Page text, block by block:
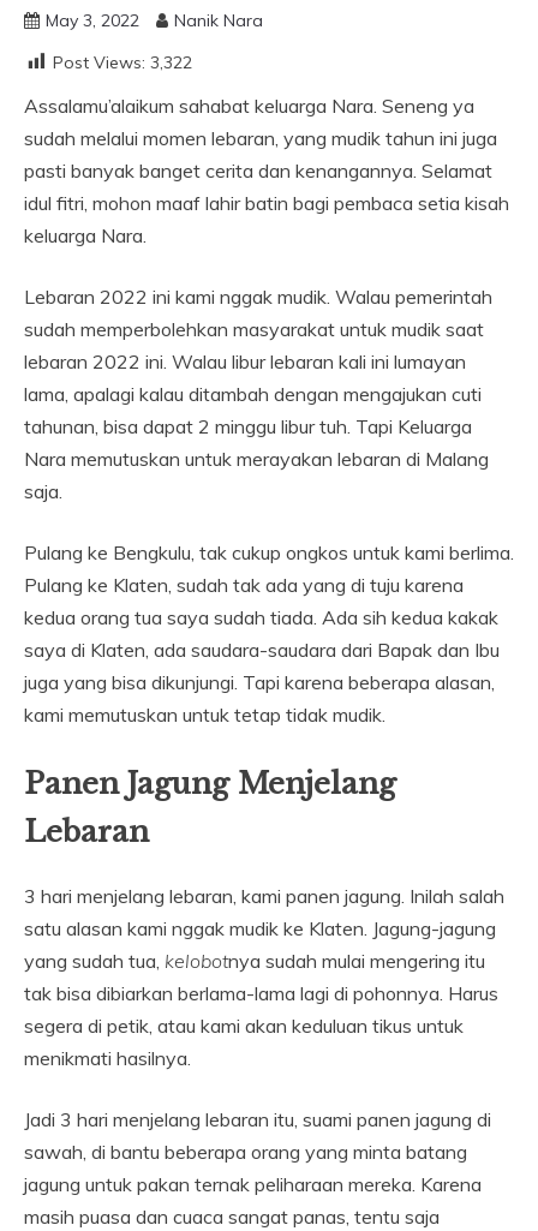
May 3, 2022
Nanik Nara
Post Views: 3,322
Assalamu’alaikum sahabat keluarga Nara. Seneng ya
sudah melalui momen lebaran, yang mudik tahun ini juga
pasti banyak banget cerita dan kenangannya. Selamat
idul fitri, mohon maaf lahir batin bagi pembaca setia kisah
keluarga Nara.
Lebaran 2022 ini kami nggak mudik. Walau pemerintah
sudah memperbolehkan masyarakat untuk mudik saat
lebaran 2022 ini. Walau libur lebaran kali ini lumayan
lama, apalagi kalau ditambah dengan mengajukan cuti
tahunan, bisa dapat 2 minggu libur tuh. Tapi Keluarga
Nara memutuskan untuk merayakan lebaran di Malang
saja.
Pulang ke Bengkulu, tak cukup ongkos untuk kami berlima.
Pulang ke Klaten, sudah tak ada yang di tuju karena
kedua orang tua saya sudah tiada. Ada sih kedua kakak
saya di Klaten, ada saudara-saudara dari Bapak dan Ibu
juga yang bisa dikunjungi. Tapi karena beberapa alasan,
kami memutuskan untuk tetap tidak mudik.
Panen Jagung Menjelang
Lebaran
3 hari menjelang lebaran, kami panen jagung. Inilah salah
satu alasan kami nggak mudik ke Klaten. Jagung-jagung
yang sudah tua, kelobotnya sudah mulai mengering itu
tak bisa dibiarkan berlama-lama lagi di pohonnya. Harus
segera di petik, atau kami akan keduluan tikus untuk
menikmati hasilnya.
Jadi 3 hari menjelang lebaran itu, suami panen jagung di
sawah, di bantu beberapa orang yang minta batang
jagung untuk pakan ternak peliharaan mereka. Karena
masih puasa dan cuaca sangat panas, tentu saja